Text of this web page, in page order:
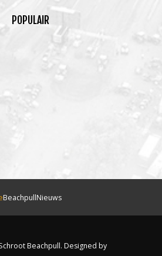
POPULAIR
BeachpullNieuws
Beachpull. Designed by